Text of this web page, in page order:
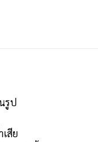
รูป
สีย